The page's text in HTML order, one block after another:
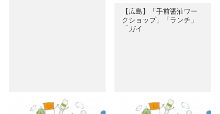
【広島】「手前醤油ワー
クショップ」「ランチ」
「ガイ…